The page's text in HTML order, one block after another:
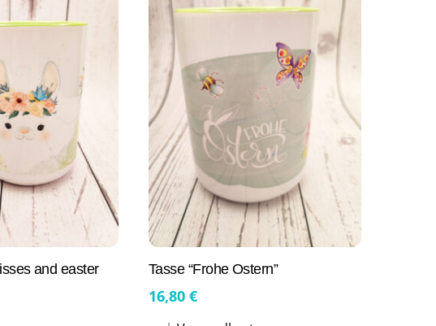
and easter
Tasse “Frohe Ostern”
16,80 €